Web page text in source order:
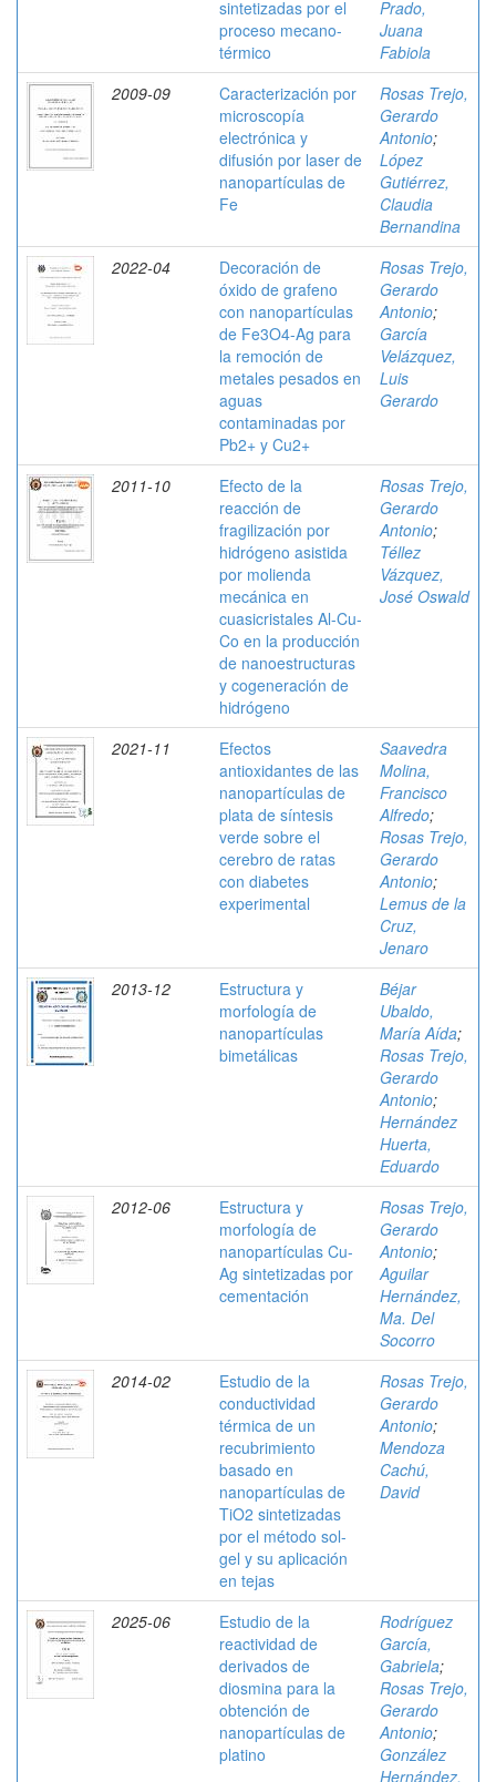
sintetizadas por el
proceso mecano-
térmico
Prado,
Juana
Fabiola
2009-09
Caracterización por
microscopía
electrónica y
difusión por laser de
nanopartículas de
Fe
Rosas Trejo,
Gerardo
Antonio;
López
Gutiérrez,
Claudia
Bernandina
2022-04
Decoración de
óxido de grafeno
con nanopartículas
de Fe3O4-Ag para
la remoción de
metales pesados en
aguas
contaminadas por
Pb2+ y Cu2+
Rosas Trejo,
Gerardo
Antonio;
García
Velázquez,
Luis
Gerardo
2011-10
Efecto de la
reacción de
fragilización por
hidrógeno asistida
por molienda
mecánica en
cuasicristales Al-Cu-
Co en la producción
de nanoestructuras
y cogeneración de
hidrógeno
Rosas Trejo,
Gerardo
Antonio;
Téllez
Vázquez,
José Oswald
2021-11
Efectos
antioxidantes de las
nanopartículas de
plata de síntesis
verde sobre el
cerebro de ratas
con diabetes
experimental
Saavedra
Molina,
Francisco
Alfredo;
Rosas Trejo,
Gerardo
Antonio;
Lemus de la
Cruz,
Jenaro
2013-12
Estructura y
morfología de
nanopartículas
bimetálicas
Béjar
Ubaldo,
María Aída;
Rosas Trejo,
Gerardo
Antonio;
Hernández
Huerta,
Eduardo
2012-06
Estructura y
morfología de
nanopartículas Cu-
Ag sintetizadas por
cementación
Rosas Trejo,
Gerardo
Antonio;
Aguilar
Hernández,
Ma. Del
Socorro
2014-02
Estudio de la
conductividad
térmica de un
recubrimiento
basado en
nanopartículas de
TiO2 sintetizadas
por el método sol-
gel y su aplicación
en tejas
Rosas Trejo,
Gerardo
Antonio;
Mendoza
Cachú,
David
2025-06
Estudio de la
reactividad de
derivados de
diosmina para la
obtención de
nanopartículas de
platino
Rodríguez
García,
Gabriela;
Rosas Trejo,
Gerardo
Antonio;
González
Hernández,